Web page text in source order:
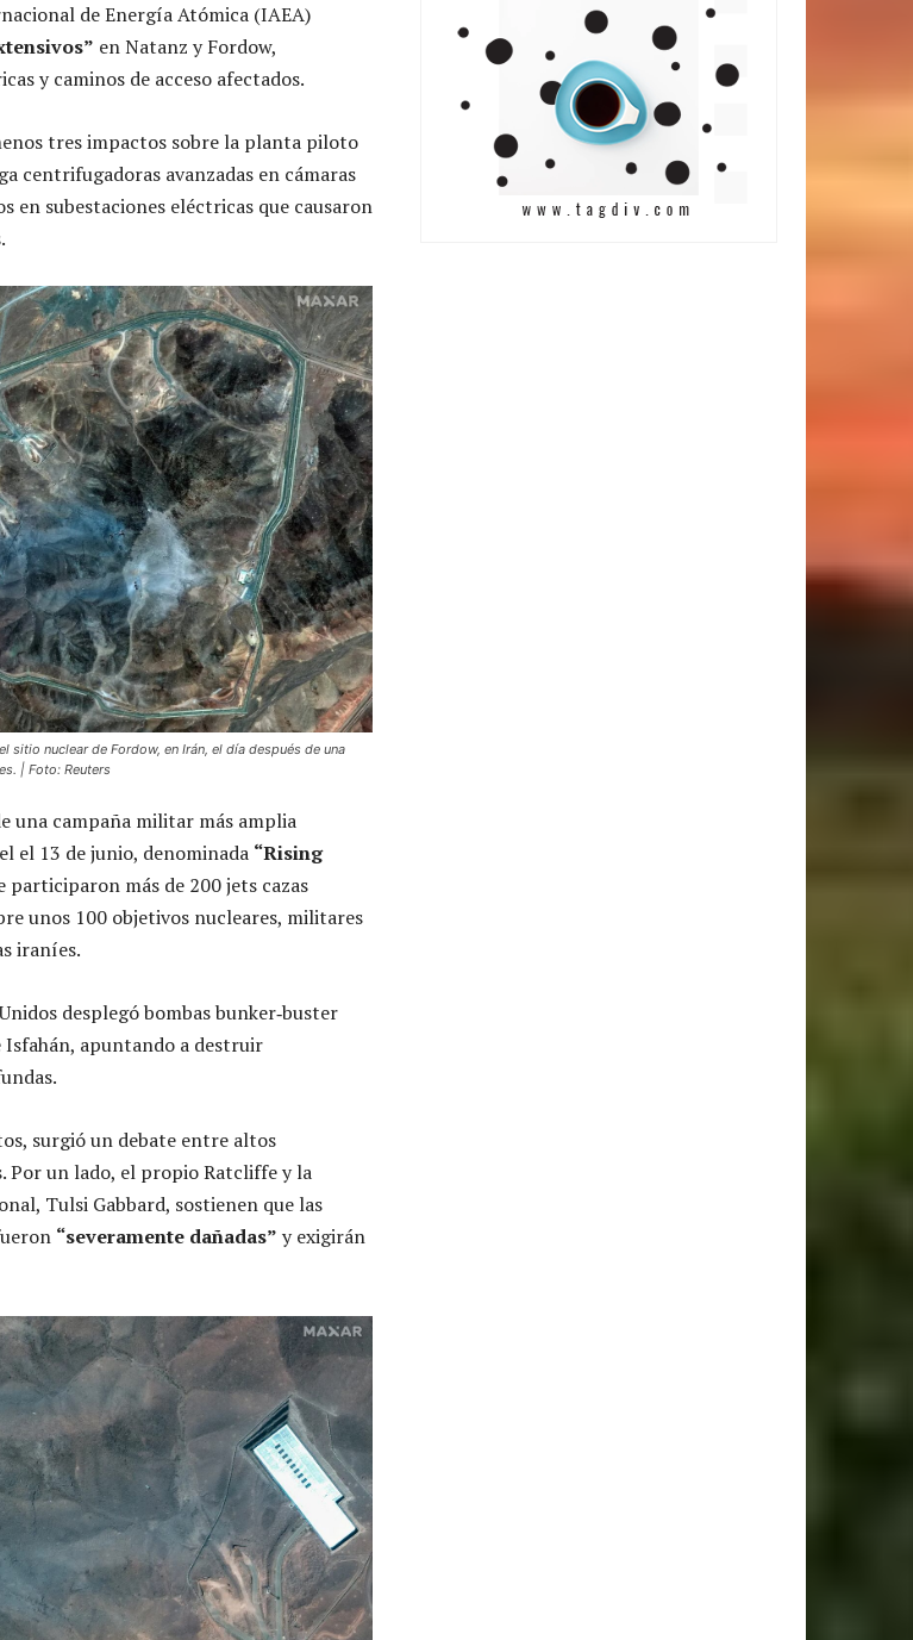
de Energía Atómica (IAEA)
en Natanz y Fordow,
y caminos de acceso afectados.
tres impactos sobre la planta piloto
centrifugadoras avanzadas en cámaras
en subestaciones eléctricas que causaron
sitio nuclear de Fordow, en Irán, el día después de una
| Foto: Reuters
una campaña militar más amplia
el 13 de junio, denominada “Rising
participaron más de 200 jets cazas
unos 100 objetivos nucleares, militares
iraníes.
desplegó bombas bunker‑buster
apuntando a destruir
surgió un debate entre altos
Por un lado, el propio Ratcliffe y la
Tulsi Gabbard, sostienen que las
“severamente dañadas” y exigirán